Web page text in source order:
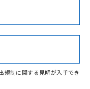
Cd Cr(VI)
証/適合状況ページへ
からご検索ください
規制に関する見解が入手でき